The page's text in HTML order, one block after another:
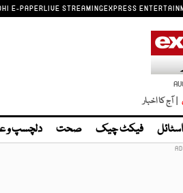
E-PAPERLIVE STREAMINGEXPRESS
| آج کا اخبار
فیکٹ چیک صحت دلچسپ و